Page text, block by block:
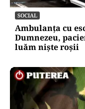
SOCIAL
Ambulanța cu
Dumnezeu,
luăm niște roșii